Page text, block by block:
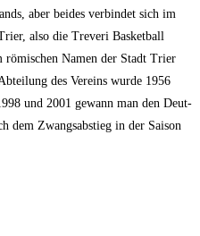
aber bei­des ver­bin­det sich im
also die Tre­ve­ri Bas­ket­ball
römi­schen Namen der Stadt Trier
des Ver­eins wur­de 1956
und 2001 gewann man den Deut­
dem Zwangs­ab­stieg in der Sai­son